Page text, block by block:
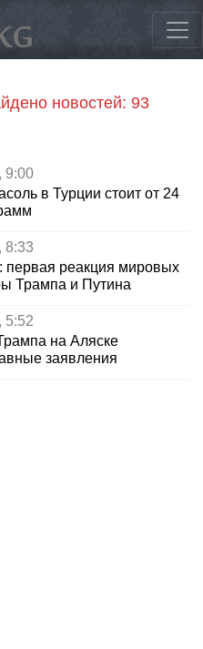
новостей: 93
9:00
в Турции стоит от 24
8:33
первая реакция мировых
Трампа и Путина
5:52
на Аляске
заявления